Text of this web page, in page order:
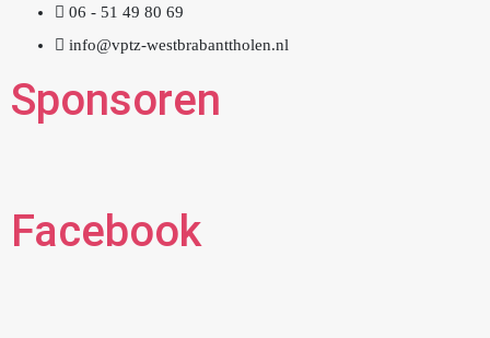
06 - 51 49 80 69
info@vptz-westbrabanttholen.nl
Sponsoren
Facebook